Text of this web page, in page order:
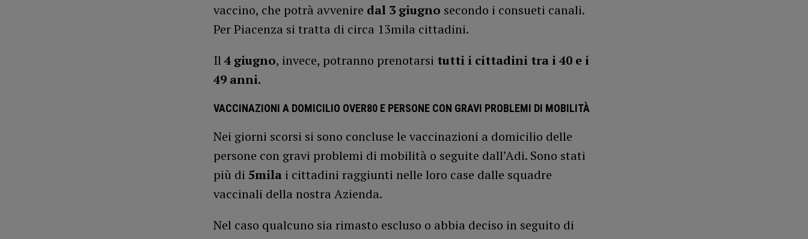
vaccino, che potrà avvenire dal 3 giugno secondo i consueti canali.
Per Piacenza si tratta di circa 13mila cittadini.
Il 4 giugno, invece, potranno prenotarsi tutti i cittadini tra i 40 e i
49 anni.
VACCINAZIONI A DOMICILIO OVER80 E PERSONE CON GRAVI PROBLEMI DI MOBILITÀ
Nei giorni scorsi si sono concluse le vaccinazioni a domicilio delle
persone con gravi problemi di mobilità o seguite dall’Adi. Sono stati
più di 5milai cittadini raggiunti nelle loro case dalle squadre
vaccinali della nostra Azienda.
Nel caso qualcuno sia rimasto escluso o abbia deciso in seguito di